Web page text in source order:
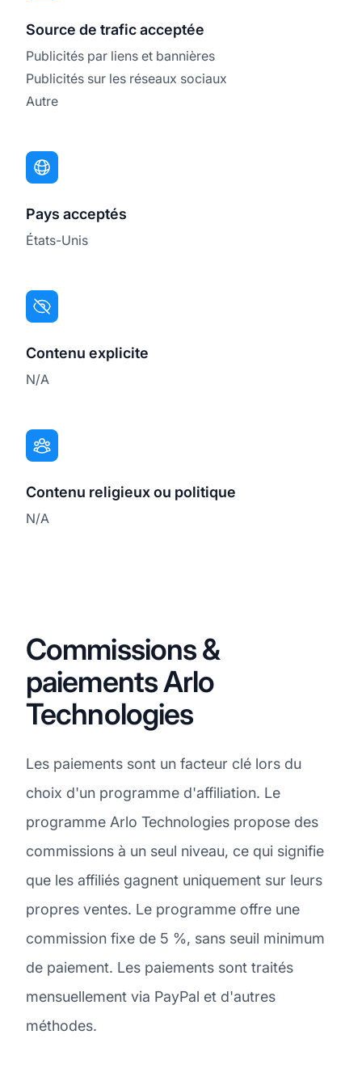
Source de trafic acceptée
Publicités par liens et bannières
Publicités sur les réseaux sociaux
Autre
Pays acceptés
États-Unis
Contenu explicite
N/A
Contenu religieux ou politique
N/A
Commissions &
paiements Arlo
Technologies
Les paiements sont un facteur clé lors du
choix d'un programme d'affiliation. Le
programme Arlo Technologies propose des
commissions à un seul niveau, ce qui signifie
que les affiliés gagnent uniquement sur leurs
propres ventes. Le programme offre une
commission fixe de 5 %, sans seuil minimum
de paiement. Les paiements sont traités
mensuellement via PayPal et d'autres
méthodes.